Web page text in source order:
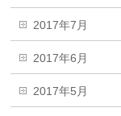
2017年7月
2017年6月
2017年5月